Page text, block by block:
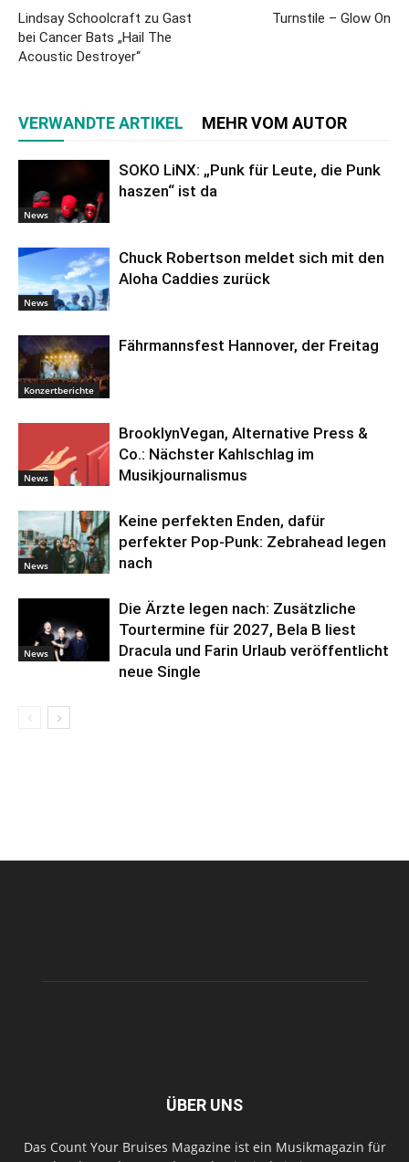
Lindsay Schoolcraft zu Gast
bei Cancer Bats „Hail The
Acoustic Destroyer“
Turnstile – Glow On
VERWANDTE ARTIKEL MEHR VOM AUTOR
News
SOKO LiNX: „Punk für Leute, die Punk
haszen“ ist da
News
Chuck Robertson meldet sich mit den
Aloha Caddies zurück
Konzertberichte
Fährmannsfest Hannover, der Freitag
News
BrooklynVegan, Alternative Press &
Co.: Nächster Kahlschlag im
Musikjournalismus
News
Keine perfekten Enden, dafür
perfekter Pop-Punk: Zebrahead legen
nach
News
Die Ärzte legen nach: Zusätzliche
Tourtermine für 2027, Bela B liest
Dracula und Farin Urlaub veröffentlicht
neue Single
ÜBER UNS
Das Count Your Bruises Magazine ist ein Musikmagazin für